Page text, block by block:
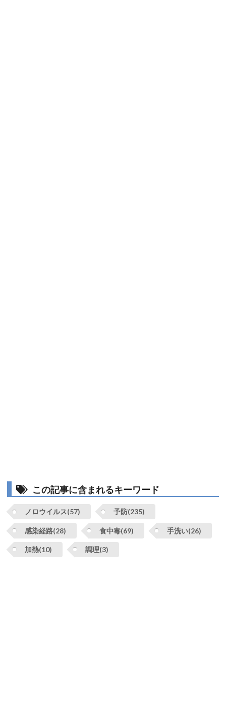
この記事に含まれるキーワード
ノロウイルス(57) 予防(235)
感染経路(28) 食中毒(69) 手洗い(26)
加熱(10) 調理(3)